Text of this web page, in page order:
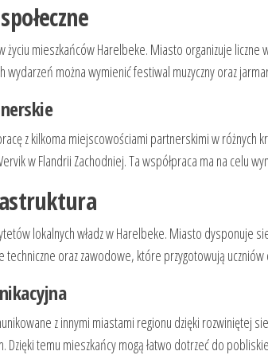
życiu mieszkańców Harelbeke. Miasto organizuje
można wymienić festiwal muzyczny oraz
z kilkoma miejscowościami partnerskimi w różnych
w Flandrii Zachodniej. Ta współpraca ma na celu
lokalnych władz w Harelbeke. Miasto dysponuje
oraz zawodowe, które przygotowują
z innymi miastami regionu dzięki rozwiniętej
Dzięki temu mieszkańcy mogą łatwo dotrzeć do